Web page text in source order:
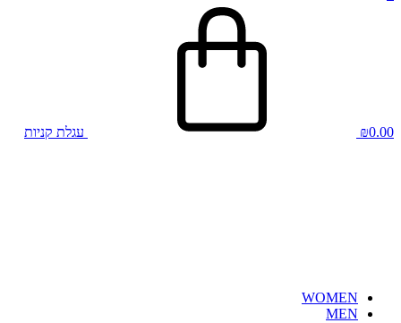
₪0.00 עגלת קניות
WOMEN
MEN